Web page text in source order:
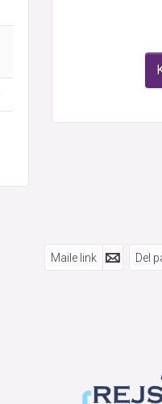
Maile link Del